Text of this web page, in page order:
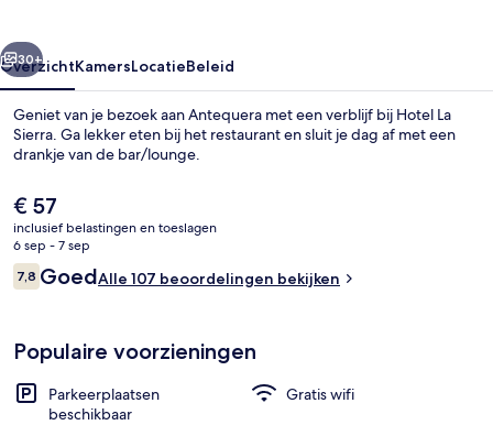
Volgende
30+
OverzichtKamersLocatieBeleid
Geniet van je bezoek aan Antequera met een verblijf bij Hotel La
Sierra. Ga lekker eten bij het restaurant en sluit je dag af met een
drankje van de bar/lounge.
De
huidige
prijs
is
€ 57
€ 57
inclusief belastingen en toeslagen
6 sep - 7 sep
Beoordelingen
7,87,8 op 10 –
GoedAlle 107 beoordelingen bekijken
Populaire voorzieningen
Parkeerplaatsen
beschikbaar
Gratis wifi